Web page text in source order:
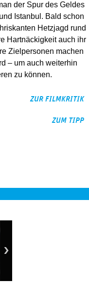
der Spur des Geldes
Istanbul. Bald schon
Hetzjagd rund
Hartnäckigkeit auch ihr
Zielpersonen machen
– um auch weiterhin
zu können.
ZUR FILMKRITIK
ZUM TIPP